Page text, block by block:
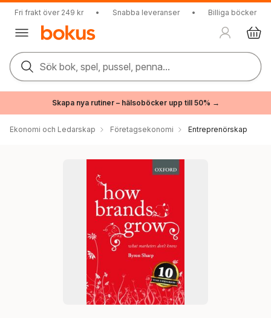
Fri frakt över 249 kr • Snabba leveranser • Billiga böcker
Sök bok, spel, pussel, penna...
Skapa nya rutiner – hälsoböcker upp till 50% →
Ekonomi och Ledarskap Företagsekonomi Entreprenörskap